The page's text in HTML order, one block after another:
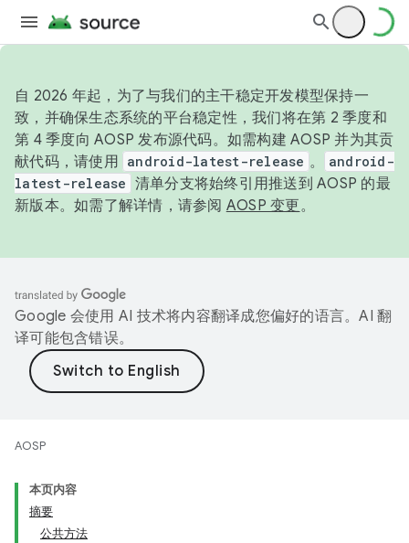
自 2026 年起，为了与我们的主干稳定开发模型保持一
致，并确保生态系统的平台稳定性，我们将在第 2 季度和
第 4 季度向 AOSP 发布源代码。如需构建 AOSP 并为其贡
献代码，请使用 android-latest-release 。
android-
latest-release 清单分支将始终引用推送到 AOSP 的最
新版本。如需了解详情，请参阅 AOSP 变更。
Google 会使用 AI 技术将内容翻译成您偏好的语言。AI 翻
译可能包含错误。
AOSP
本页内容
摘要
公共方法